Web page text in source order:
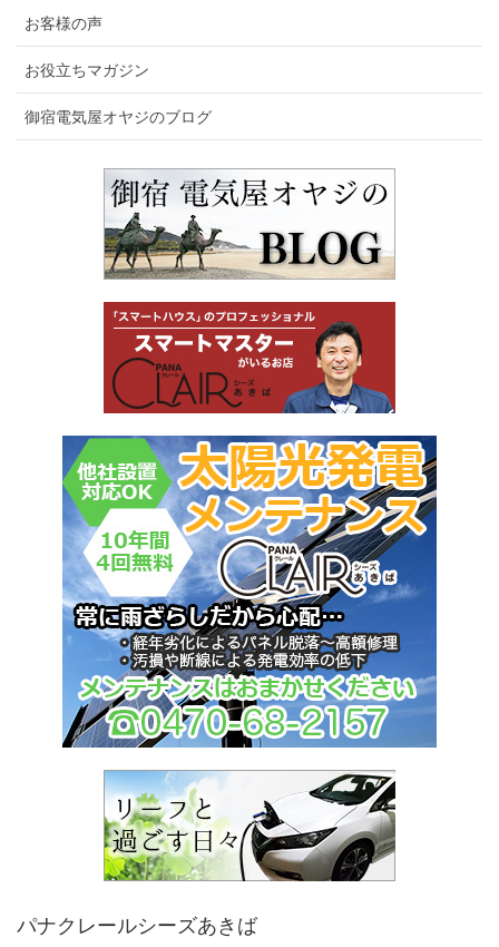
お客様の声
お役立ちマガジン
御宿電気屋オヤジのブログ
パナクレールシーズあきば